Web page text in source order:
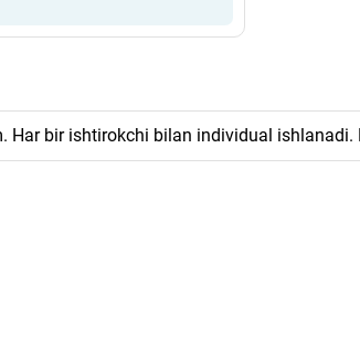
Har bir ishtirokchi bilan individual ishlanadi.